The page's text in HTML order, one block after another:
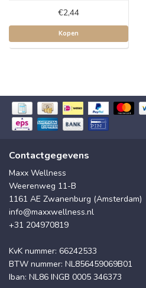
€2,44
Kopen
Contactgegevens
Maxx Wellness
Weerenweg 11-B
1161 AE Zwanenburg (Amsterdam)
info@maxxwellness.nl
+31 204970819
KvK nummer: 66242533
BTW nummer: NL856459069B01
Iban: NL86 INGB 0005 346373